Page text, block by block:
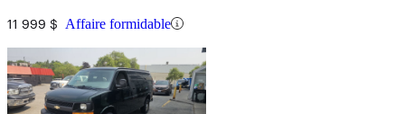
11 999 $ Affaire formidable